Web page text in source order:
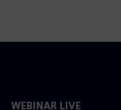
WEBINAR LIVE